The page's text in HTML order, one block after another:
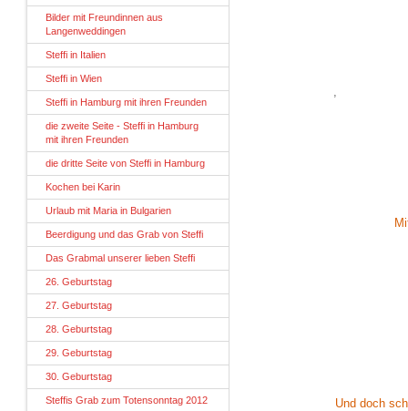
,
Und doch
Bilder mit Freundinnen aus
Langenweddingen
Steffi in Italien
Steffi in Wien
Steffi in Hamburg mit ihren Freunden
die zweite Seite - Steffi in Hamburg
mit ihren Freunden
die dritte Seite von Steffi in Hamburg
Kochen bei Karin
Urlaub mit Maria in Bulgarien
Beerdigung und das Grab von Steffi
Das Grabmal unserer lieben Steffi
26. Geburtstag
27. Geburtstag
28. Geburtstag
29. Geburtstag
30. Geburtstag
Steffis Grab zum Totensonntag 2012